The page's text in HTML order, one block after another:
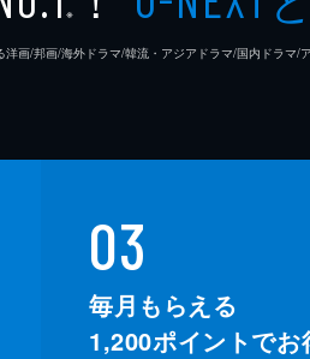
※
画/邦画/海外ドラマ/韓流・アジアドラマ/国内ドラマ/
03
毎月もらえる
1,200ポイントでお